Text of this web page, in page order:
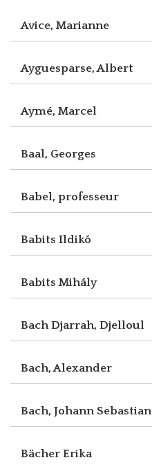
Avice, Marianne
Ayguesparse, Albert
Aymé, Marcel
Baal, Georges
Babel, professeur
Babits Ildikó
Babits Mihály
Bach Djarrah, Djelloul
Bach, Alexander
Bach, Johann Sebastian
Bächer Erika